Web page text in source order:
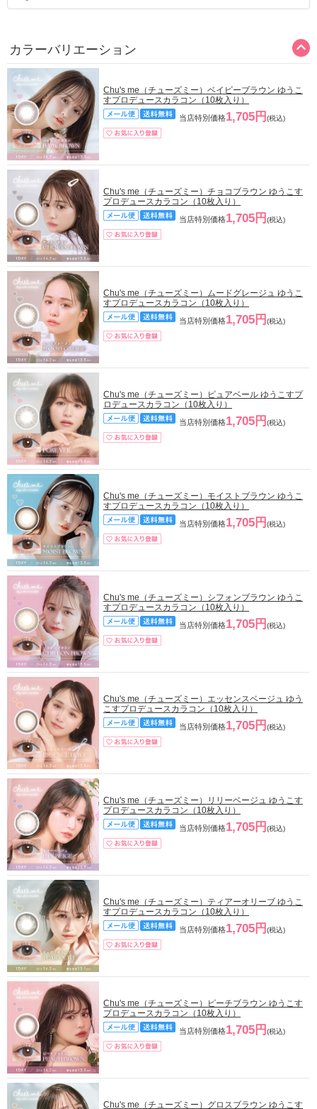
カラーバリエーション
Chu's me（チューズミー）ベイビーブラウン ゆうこ
すプロデュースカラコン（10枚入り）
当店特別価格1,705円 (税込)
Chu's me（チューズミー）チョコブラウン ゆうこす
プロデュースカラコン（10枚入り）
当店特別価格1,705円 (税込)
Chu's me（チューズミー）ムードグレージュ ゆうこ
すプロデュースカラコン（10枚入り）
当店特別価格1,705円 (税込)
Chu's me（チューズミー）ピュアベール ゆうこすプ
ロデュースカラコン（10枚入り）
当店特別価格1,705円 (税込)
Chu's me（チューズミー）モイストブラウン ゆうこ
すプロデュースカラコン（10枚入り）
当店特別価格1,705円 (税込)
Chu's me（チューズミー）シフォンブラウン ゆうこ
すプロデュースカラコン（10枚入り）
当店特別価格1,705円 (税込)
Chu's me（チューズミー）エッセンスベージュ ゆう
こすプロデュースカラコン（10枚入り）
当店特別価格1,705円 (税込)
Chu's me（チューズミー）リリーベージュ ゆうこす
プロデュースカラコン（10枚入り）
当店特別価格1,705円 (税込)
Chu's me（チューズミー）ティアーオリーブ ゆうこ
すプロデュースカラコン（10枚入り）
当店特別価格1,705円 (税込)
Chu's me（チューズミー）ピーチブラウン ゆうこす
プロデュースカラコン（10枚入り）
当店特別価格1,705円 (税込)
Chu's me（チューズミー）グロスブラウン ゆうこす